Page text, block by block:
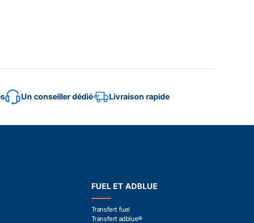
Un conseiller dédié Livraison rapide
FUEL ET ADBLUE
Transfert fuel
Transfert adblue®